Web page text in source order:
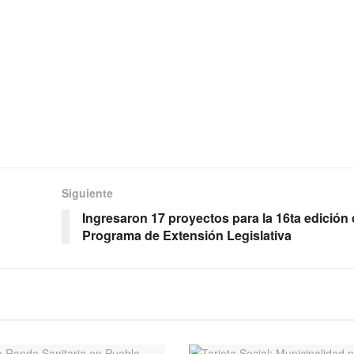
Siguiente
Ingresaron 17 proyectos para la 16ta edición
Programa de Extensión Legislativa